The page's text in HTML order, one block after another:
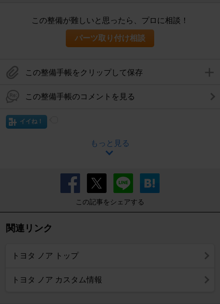
この整備が難しいと思ったら、プロに相談！
パーツ取り付け相談
この整備手帳をクリップして保存
この整備手帳のコメントを見る
イイね！
もっと見る
この記事をシェアする
関連リンク
トヨタ ノア トップ
トヨタ ノア カスタム情報